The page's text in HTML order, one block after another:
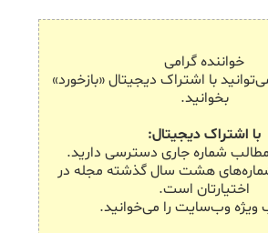
خواننده گرامی
با اشتراک دیجیتال «بازخورد»
بخوانید.
با اشتراک دیجیتال:
مطالب شماره جاری دسترسی دارید.
شماره‌های هشت سال گذشته مجله در
اختیارتان است.
ویژه وب‌سایت را می‌خوانید.